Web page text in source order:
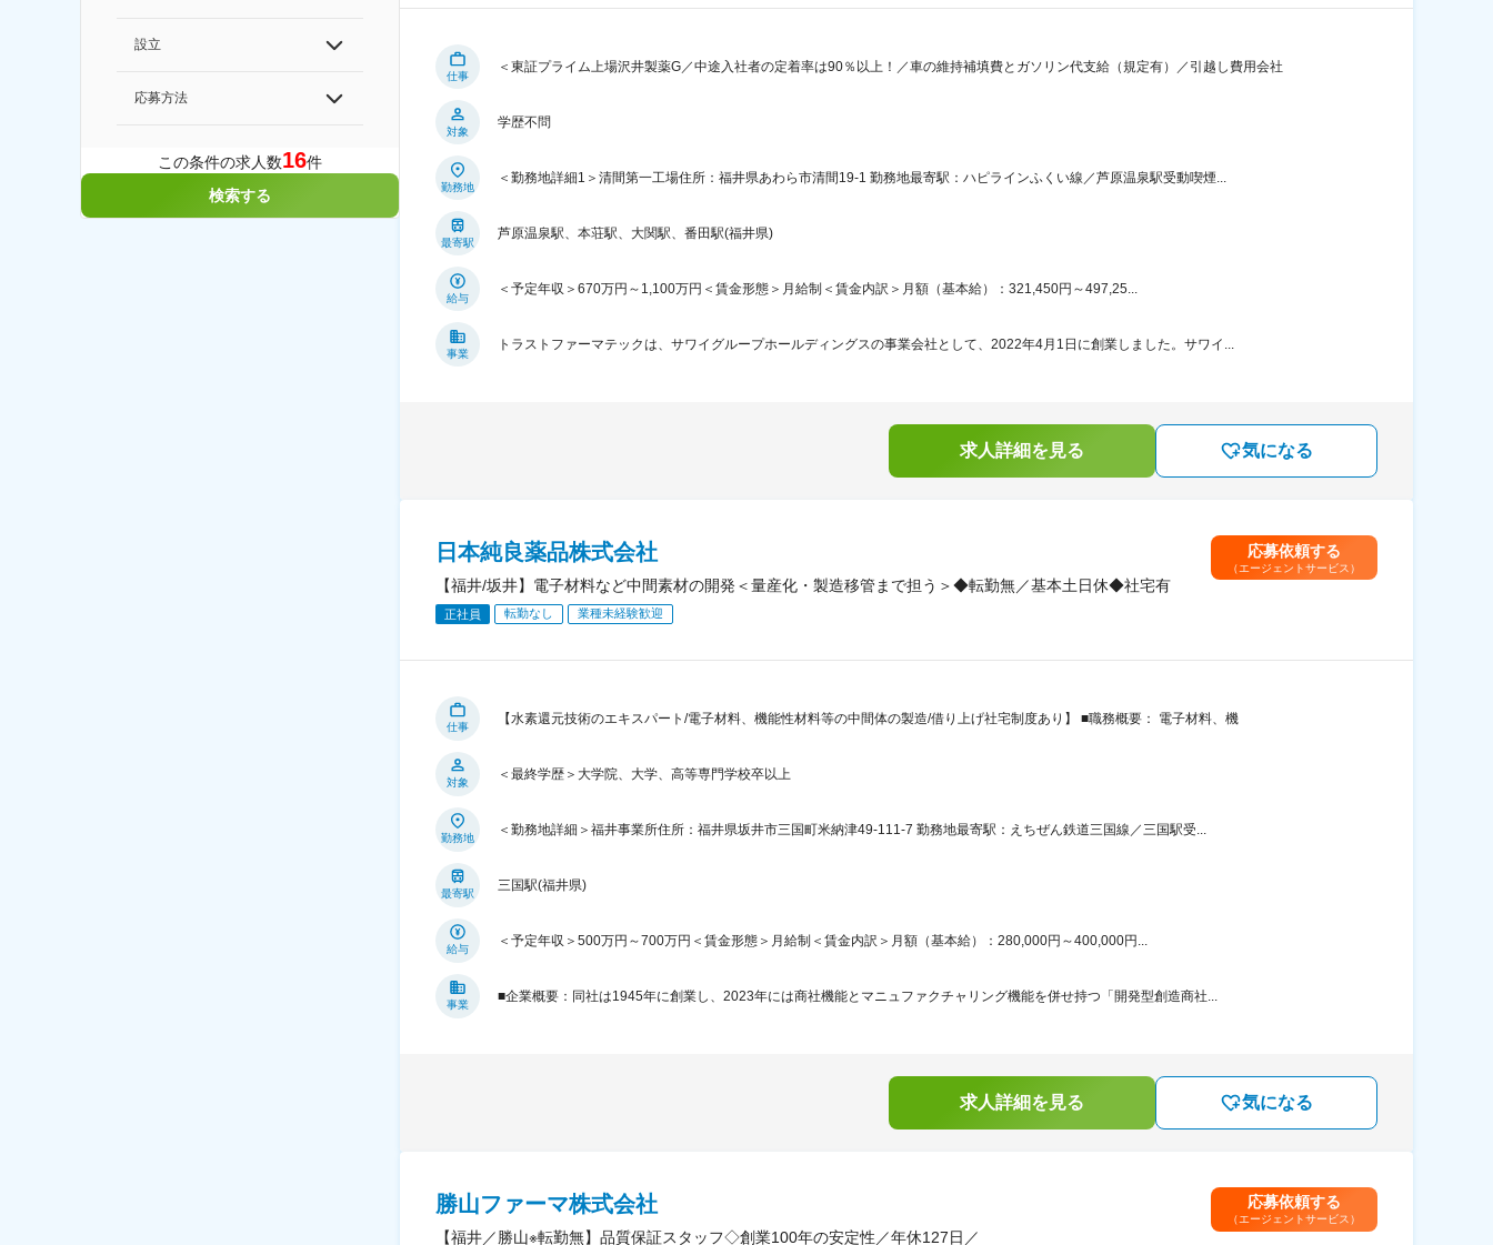
設立
応募方法
この条件の求人数16件
検索する
仕事
＜東証プライム上場沢井製薬G／中途入社者の定着率は90％以上！／車の維持補填費とガソリン代支給（規定有）／引越し費用会社
対象
学歴不問
勤務地
＜勤務地詳細1＞清間第一工場住所：福井県あわら市清間19-1 勤務地最寄駅：ハピラインふくい線／芦原温泉駅受動喫煙...
最寄駅
芦原温泉駅、本荘駅、大関駅、番田駅(福井県)
給与
＜予定年収＞670万円～1,100万円＜賃金形態＞月給制＜賃金内訳＞月額（基本給）：321,450円～497,25...
事業
トラストファーマテックは、サワイグループホールディングスの事業会社として、2022年4月1日に創業しました。サワイ...
求人詳細を見る 気になる
日本純良薬品株式会社
【福井/坂井】電子材料など中間素材の開発＜量産化・製造移管まで担う＞◆転勤無／基本土日休◆社宅有
正社員 転勤なし 業種未経験歓迎
応募依頼する
（エージェントサービス）
仕事
【水素還元技術のエキスパート/電子材料、機能性材料等の中間体の製造/借り上げ社宅制度あり】 ■職務概要： 電子材料、機
対象
＜最終学歴＞大学院、大学、高等専門学校卒以上
勤務地
＜勤務地詳細＞福井事業所住所：福井県坂井市三国町米納津49-111-7 勤務地最寄駅：えちぜん鉄道三国線／三国駅受...
最寄駅
三国駅(福井県)
給与
＜予定年収＞500万円～700万円＜賃金形態＞月給制＜賃金内訳＞月額（基本給）：280,000円～400,000円...
事業
■企業概要：同社は1945年に創業し、2023年には商社機能とマニュファクチャリング機能を併せ持つ「開発型創造商社...
求人詳細を見る 気になる
勝山ファーマ株式会社
【福井／勝山※転勤無】品質保証スタッフ◇創業100年の安定性／年休127日／
応募依頼する
（エージェントサービス）